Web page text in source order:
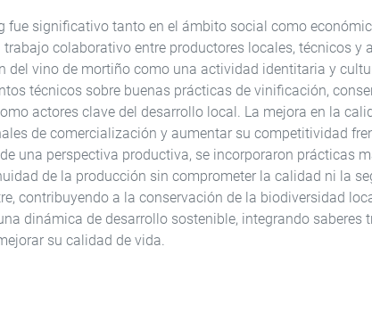
significativo tanto en el ámbito social como
colaborativo entre productores locales, técnicos y
del vino de mortiño como una actividad identitaria y
técnicos sobre buenas prácticas de vinificación,
actores clave del desarrollo local. La mejora en la
de comercialización y aumentar su competitividad
una perspectiva productiva, se incorporaron prácticas
de la producción sin comprometer la calidad ni la
contribuyendo a la conservación de la biodiversidad
dinámica de desarrollo sostenible, integrando
su calidad de vida.